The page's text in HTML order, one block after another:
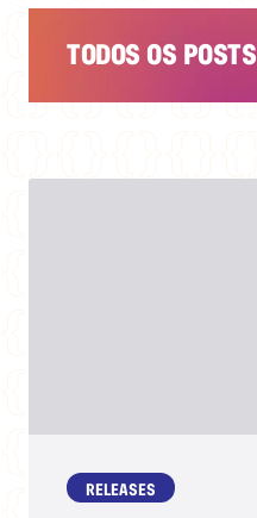
TODOS OS POSTS
RELEASES